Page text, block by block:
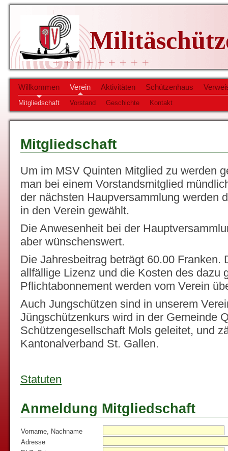
Willkommen Verein Aktivitäten Schützenhaus
Mitgliedschaft Vorstand Geschichte Kontakt
Mitgliedschaft
Um im MSV Quinten Mitglied zu werden
man bei einem Vorstandsmitglied
der nächsten Haupversammlung werden
in den Verein gewählt.
Die Anwesenheit bei der
aber wünschenswert.
Die Jahresbeitrag beträgt 60.00 Franken.
allfällige Lizenz und die Kosten des dazu
Pflichtabonnement werden vom Verein
Auch Jungschützen sind in unserem
Jüngschützenkurs wird in der Gemeinde
Schützengesellschaft Mols geleitet, und
Kantonalverband St. Gallen.
Statuten
Anmeldung Mitgliedschaft
Vorname, Nachname
Adresse